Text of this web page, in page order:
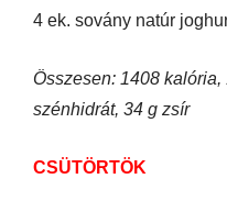
4 ek. sovány natúr
Összesen: 1408
szénhidrát, 34 g zsír
CSÜTÖRTÖK